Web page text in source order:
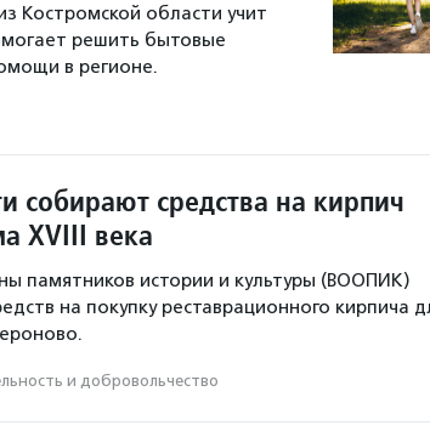
Костромской области учит
решить бытовые
в регионе.
собирают средства на кирпич
XVIII века
памятников истории и культуры (ВООПИК)
на покупку реставрационного кирпича
и доброволь­чест­во